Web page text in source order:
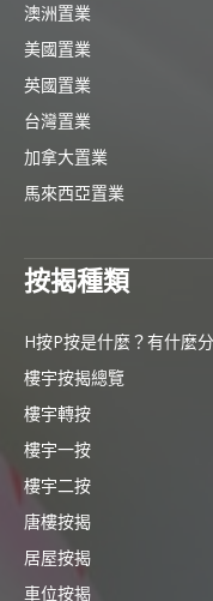
澳洲置業
美國置業
英國置業
台灣置業
加拿大置業
馬來西亞置業
按揭種類
H按P按是什麼？有什麼
樓宇按揭總覽
樓宇轉按
樓宇一按
樓宇二按
唐樓按揭
居屋按揭
車位按揭